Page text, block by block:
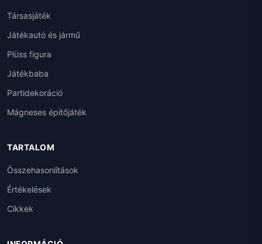
Társasjáték
Játékautó és jármű
Plüss figura
Játékbaba
Partidekoráció
Mágneses építőjáték
TARTALOM
Összehasonlítások
Értékelések
Cikkek